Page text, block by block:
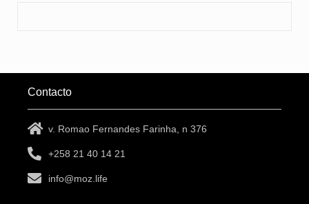
Contacto
v. Romao Fernandes Farinha, n 376
+258 21 40 14 21
info@moz.life